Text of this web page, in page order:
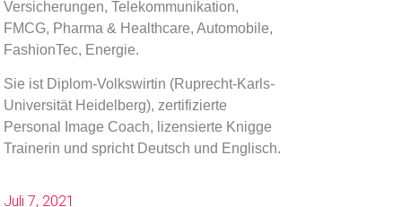
Versicherungen, Telekommunikation,
FMCG, Pharma & Healthcare, Automobile,
FashionTec, Energie.
Sie ist Diplom-Volkswirtin (Ruprecht-Karls-
Universität Heidelberg), zertifizierte
Personal Image Coach, lizensierte Knigge
Trainerin und spricht Deutsch und Englisch.
Juli 7, 2021